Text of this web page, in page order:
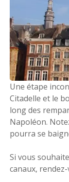
Une étape
Citadelle et le
long des
Napoléon.
pourra se
Si vous
canaux,